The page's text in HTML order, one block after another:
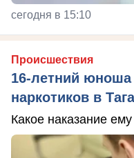
сегодня в 15:10
Происшествия
16-летний юноша
наркотиков в
Какое наказание ему